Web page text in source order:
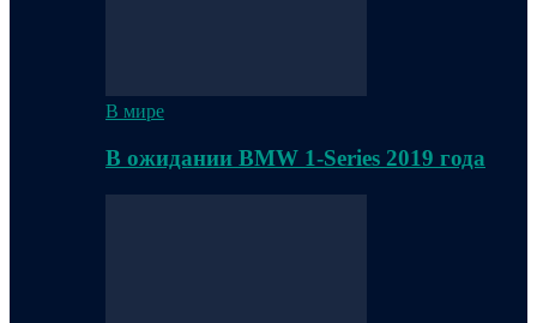
В мире
В ожидании BMW 1-Series 2019 года